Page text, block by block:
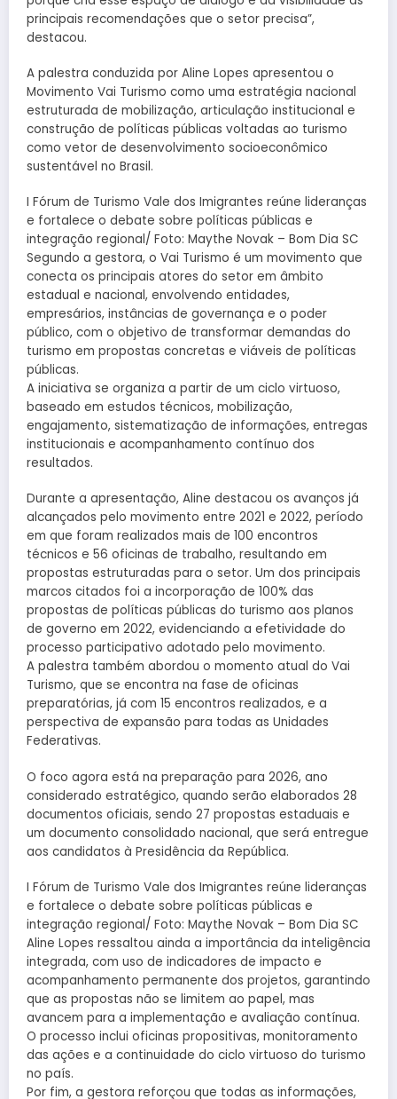
principais recomendações que o setor precisa”,
destacou.
A palestra conduzida por Aline Lopes apresentou o
Movimento Vai Turismo como uma estratégia nacional
estruturada de mobilização, articulação institucional e
construção de políticas públicas voltadas ao turismo
como vetor de desenvolvimento socioeconômico
sustentável no Brasil.
I Fórum de Turismo Vale dos Imigrantes reúne lideranças
e fortalece o debate sobre políticas públicas e
integração regional/ Foto: Maythe Novak – Bom Dia SC
Segundo a gestora, o Vai Turismo é um movimento que
conecta os principais atores do setor em âmbito
estadual e nacional, envolvendo entidades,
empresários, instâncias de governança e o poder
público, com o objetivo de transformar demandas do
turismo em propostas concretas e viáveis de políticas
públicas.
A iniciativa se organiza a partir de um ciclo virtuoso,
baseado em estudos técnicos, mobilização,
engajamento, sistematização de informações, entregas
institucionais e acompanhamento contínuo dos
resultados.
Durante a apresentação, Aline destacou os avanços já
alcançados pelo movimento entre 2021 e 2022, período
em que foram realizados mais de 100 encontros
técnicos e 56 oficinas de trabalho, resultando em
propostas estruturadas para o setor. Um dos principais
marcos citados foi a incorporação de 100% das
propostas de políticas públicas do turismo aos planos
de governo em 2022, evidenciando a efetividade do
processo participativo adotado pelo movimento.
A palestra também abordou o momento atual do Vai
Turismo, que se encontra na fase de oficinas
preparatórias, já com 15 encontros realizados, e a
perspectiva de expansão para todas as Unidades
Federativas.
O foco agora está na preparação para 2026, ano
considerado estratégico, quando serão elaborados 28
documentos oficiais, sendo 27 propostas estaduais e
um documento consolidado nacional, que será entregue
aos candidatos à Presidência da República.
I Fórum de Turismo Vale dos Imigrantes reúne lideranças
e fortalece o debate sobre políticas públicas e
integração regional/ Foto: Maythe Novak – Bom Dia SC
Aline Lopes ressaltou ainda a importância da inteligência
integrada, com uso de indicadores de impacto e
acompanhamento permanente dos projetos, garantindo
que as propostas não se limitem ao papel, mas
avancem para a implementação e avaliação contínua.
O processo inclui oficinas propositivas, monitoramento
das ações e a continuidade do ciclo virtuoso do turismo
no país.
Por fim, a gestora reforçou que todas as informações,